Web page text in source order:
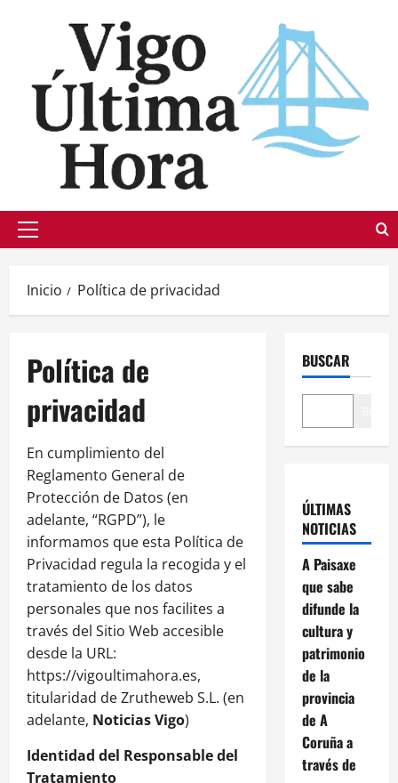
Menú
Inicio Política de privacidad
Política de
privacidad
En cumplimiento del
Reglamento General de
Protección de Datos (en
adelante, “RGPD”), le
informamos que esta Política de
Privacidad regula la recogida y el
tratamiento de los datos
personales que nos facilites a
través del Sitio Web accesible
desde la URL:
https://vigoultimahora.es,
titularidad de Zrutheweb S.L. (en
adelante, Noticias Vigo)
Identidad del Responsable del
Tratamiento
BUSCAR
ÚLTIMAS
NOTICIAS
A Paisaxe
que sabe
difunde la
cultura y
patrimonio
de la
provincia
de A
Coruña a
través de